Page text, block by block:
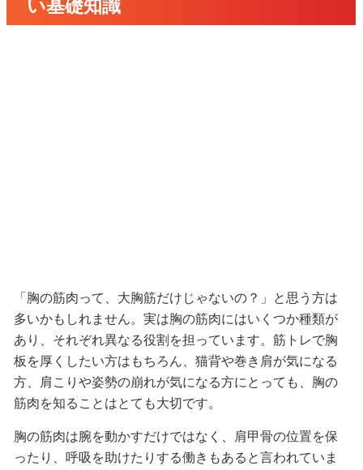
い基礎知識
「胸の筋肉って、大胸筋だけじゃないの？」と思う方は
多いかもしれません。実は胸の筋肉にはいくつか種類が
あり、それぞれ異なる役割を担っています。筋トレで胸
板を厚くしたい方はもちろん、猫背や巻き肩が気になる
方、肩こりや姿勢の崩れが気になる方にとっても、胸の
筋肉を知ることはとても大切です。
胸の筋肉は腕を動かすだけではなく、肩甲骨の位置を保
ったり、呼吸を助けたりする働きもあると言われていま